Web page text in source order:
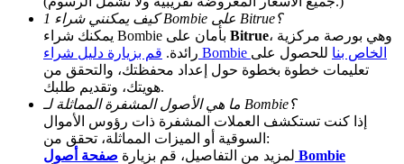
Deposit CASHCAT & Win
Share 500000 CASHCAT prize pool
كيف يمكنني شراء 1 Bombie على Bitrue؟
Bitrue، وهي بورصة مركزية
رائدة.
قم بزيارة دليل شراء Bombie الخاص بنا للحصول على
تعليمات خطوة بخطوة حول إعداد محفظتك، والتحقق من
هويتك، وتقديم طلبك.
ما هي الأصول المشفرة المماثلة لـ Bombie؟
إذا كنت تستكشف العملات المشفرة ذات رؤوس الأموال
السوقية أو الميزات المماثلة، تحقق من:
لمزيد من التفاصيل، قم بزيارة صفحة أصول Bombie